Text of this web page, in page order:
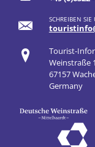
SCHREIBEN SIE
Tourist-
Weinstraße
67157
Germany